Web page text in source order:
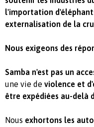
l'importation
externalisation de la
Nous exigeons des
Samba n'est pas un
une vie de violence et
être expédiées au-delà
Nous exhortons les